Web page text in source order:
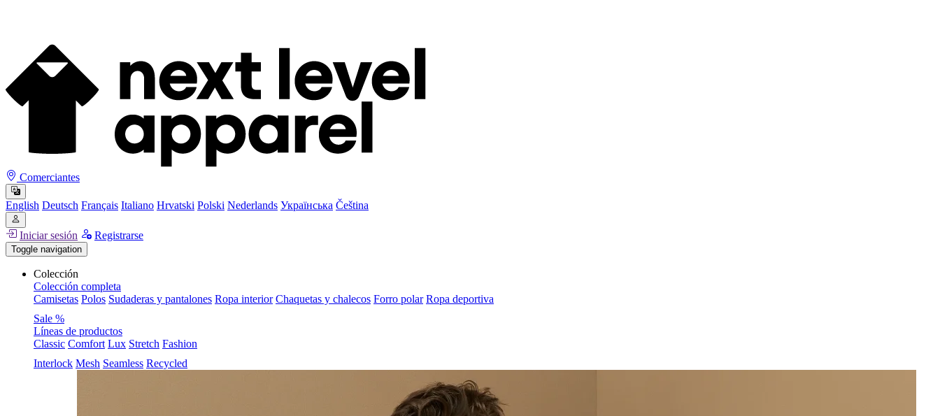
Comerciantes
English Deutsch Français Italiano Hrvatski Polski Nederlands Українська Čeština
Iniciar sesión Registrarse
Toggle navigation
Colección
Colección completa
Camisetas Polos Sudaderas y pantalones Ropa interior Chaquetas y chalecos Forro polar Ropa deportiva
Sale %
Líneas de productos
Classic Comfort Lux Stretch Fashion
Interlock Mesh Seamless Recycled